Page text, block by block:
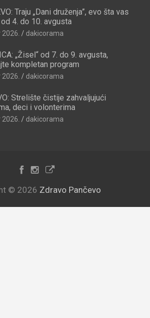
Traju „Dani druženja”, evo šta vas
4. do 10. avgusta
2026. dakicorama
„Žisel“ od 7. do 9. avgusta,
kompletan program
2026. dakicorama
Strelište čistije zahvaljujući
deci i volonterima
2026. dakicorama
© 2026 Zdravo Pančevo